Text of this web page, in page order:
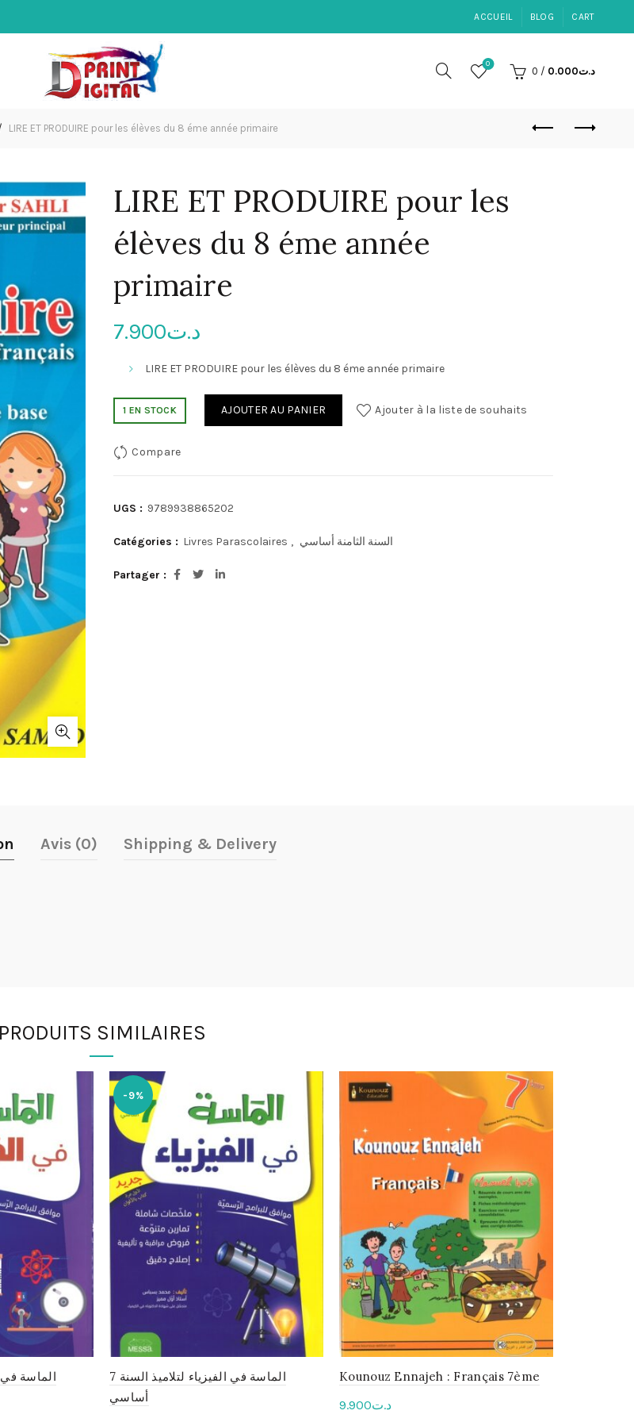
ACCUEIL BLOG CART
0
0 / د.ت0.000
LIRE ET PRODUIRE pour les élèves du 8 éme année primaire
LIRE ET PRODUIRE pour les
élèves du 8 éme année
primaire
د.ت7.900
LIRE ET PRODUIRE pour les élèves du 8 éme année primaire
1 EN STOCK AJOUTER AU PANIER Ajouter à la liste de souhaits
Compare
UGS : 9789938865202
Catégories : Livres Parascolaires , السنة الثامنة أساسي
Partager
Avis (0) Shipping & Delivery
PRODUITS SIMILAIRES
-9%
الماسة في الفيزياء لتلاميذ السنة 7
أساسي
Kounouz Ennajeh : Français 7ème
د.ت9.900